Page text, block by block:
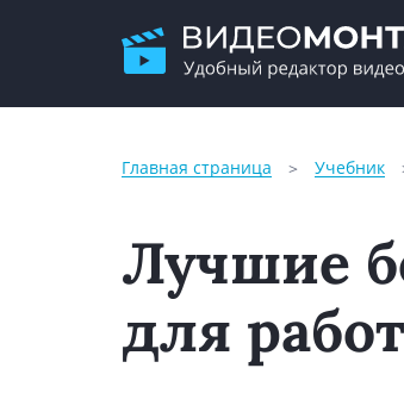
Главная страница Учебник
Лучшие
для